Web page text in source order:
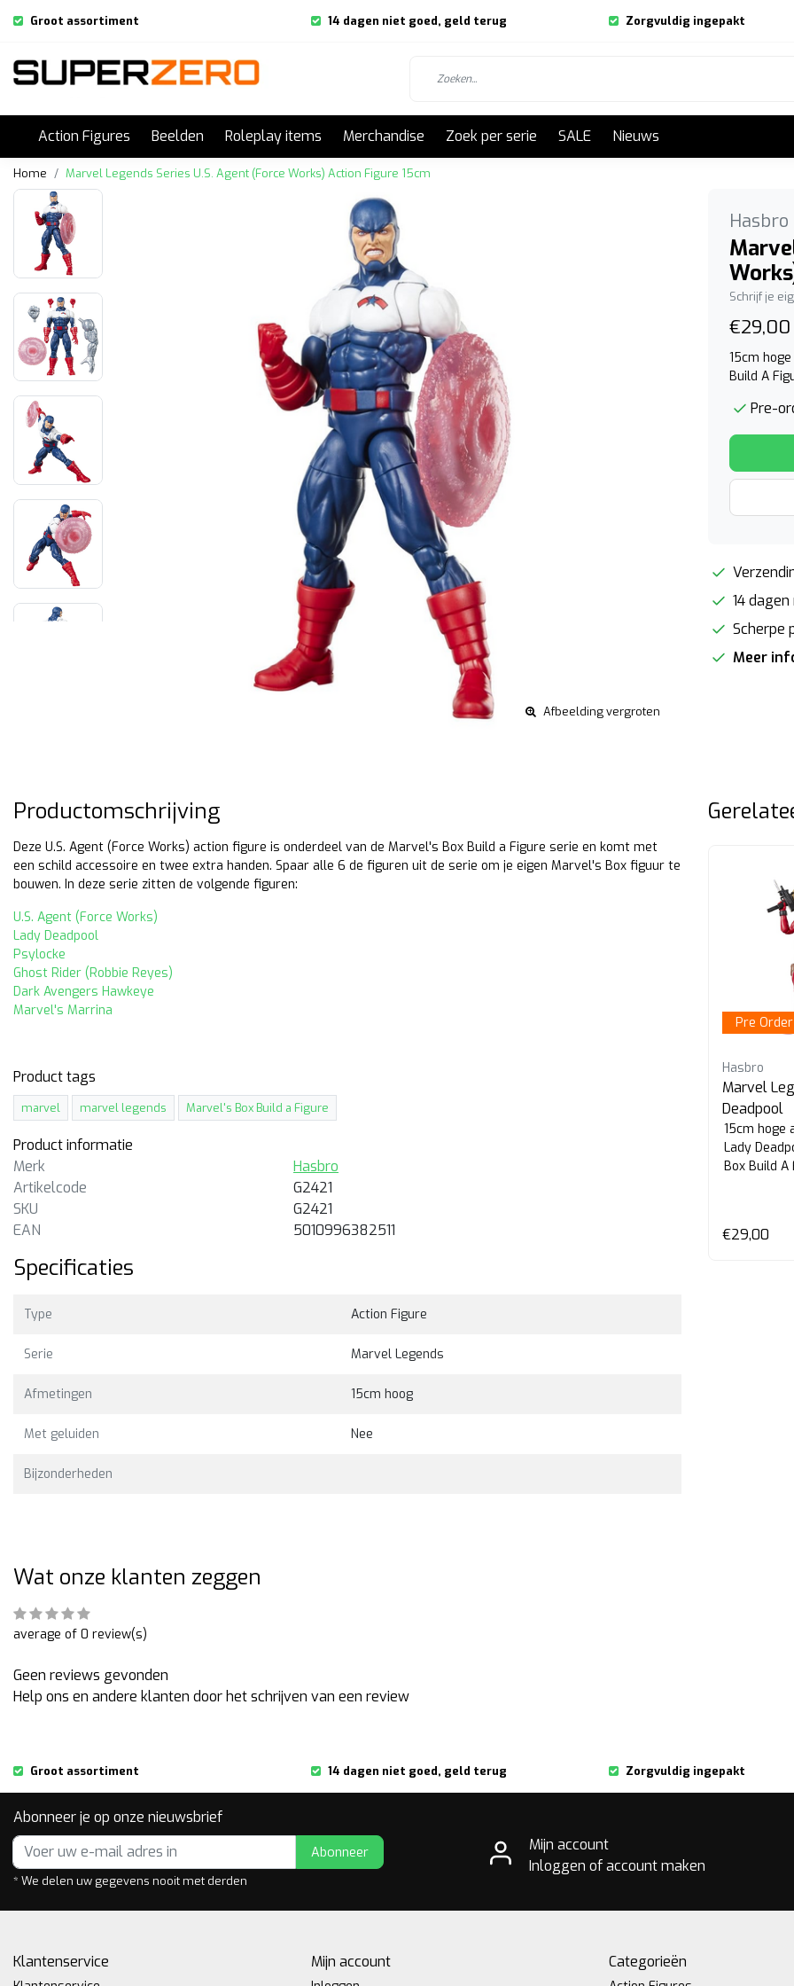
Groot assortiment 14 dagen niet goed, geld terug Zorgvuldig ingepakt
Action Figures Beelden Roleplay items Merchandise Zoek per serie SALE Nieuws
Home Marvel Legends Series U.S. Agent (Force Works) Action Figure 15cm
Afbeelding vergroten
Hasbro
Schrijf je
€29,00
15cm
Build A
Pre-
14
Scherpe
Meer
Productomschrijving
Deze U.S. Agent (Force Works) action figure is onderdeel van de Marvel's Box Build a Figure serie en komt met
een schild accessoire en twee extra handen. Spaar alle 6 de figuren uit de serie om je eigen Marvel's Box figuur te
bouwen. In deze serie zitten de volgende figuren:
U.S. Agent (Force Works)
Lady Deadpool
Psylocke
Ghost Rider (Robbie Reyes)
Dark Avengers Hawkeye
Marvel's Marrina
Product tags
marvel marvel legends Marvel's Box Build a Figure
Product informatie
Merk
Hasbro
Artikelcode
G2421
SKU
G2421
EAN
5010996382511
Specificaties
Type Action Figure
Serie Marvel Legends
Afmetingen 15cm hoog
Met geluiden Nee
Bijzonderheden
Legends Ultimate
Wolverine uit de
Box Build A Figure
Avengers Hawkeye
Marvel's Box Build A Figure
Bekijken
Pre Order
Hasbro
Marvel
Deadpool
15cm hoge
Lady
Box Build A
€29,00
Wat onze klanten zeggen
average of 0 review(s)
Geen reviews gevonden
Help ons en andere klanten door het schrijven van een review
Groot assortiment 14 dagen niet goed, geld terug Zorgvuldig ingepakt
Abonneer je op onze nieuwsbrief
Abonneer
* We delen uw gegevens nooit met derden
Mijn account
Inloggen of account maken
Klantenservice Mijn account Categorieën